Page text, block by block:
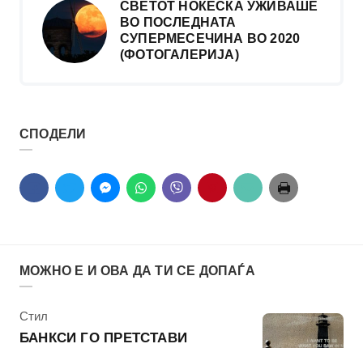
СВЕТОТ НОЌЕСКА УЖИВАШЕ
ВО ПОСЛЕДНАТА
СУПЕРМЕСЕЧИНА ВО 2020
(ФОТОГАЛЕРИЈА)
СПОДЕЛИ
МОЖНО Е И ОВА ДА ТИ СЕ ДОПАЃА
КАтегорија
Стил
БАНКСИ ГО ПРЕТСТАВИ